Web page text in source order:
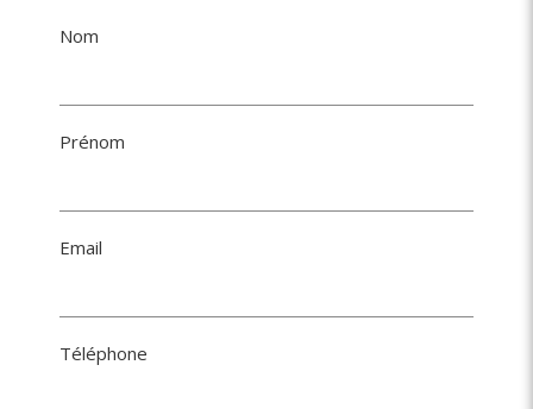
Nom
Prénom
Email
Téléphone